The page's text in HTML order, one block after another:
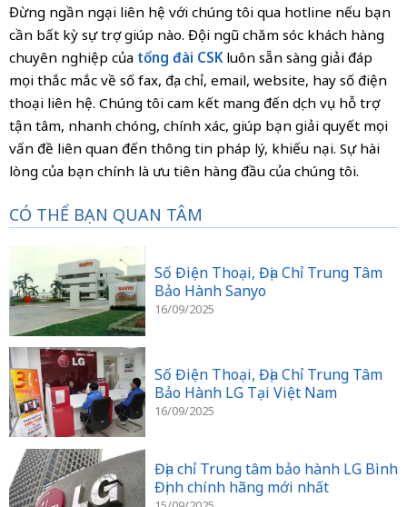
Đừng ngần ngại liên hệ với chúng tôi qua hotline nếu bạn
cần bất kỳ sự trợ giúp nào. Đội ngũ chăm sóc khách hàng
chuyên nghiệp của tổng đài CSKluôn sẵn sàng giải đáp
mọi thắc mắc về số fax, địa chỉ, email, website, hay số điện
thoại liên hệ. Chúng tôi cam kết mang đến dịch vụ hỗ trợ
tận tâm, nhanh chóng, chính xác, giúp bạn giải quyết mọi
vấn đề liên quan đến thông tin pháp lý, khiếu nại. Sự hài
lòng của bạn chính là ưu tiên hàng đầu của chúng tôi.
CÓ THỂ BẠN QUAN TÂM
Số Điện Thoại, Địa Chỉ Trung Tâm
Bảo Hành Sanyo
16/09/2025
Số Điện Thoại, Địa Chỉ Trung Tâm
Bảo Hành LG Tại Việt Nam
16/09/2025
Địa chỉ Trung tâm bảo hành LG Bình
Định chính hãng mới nhất